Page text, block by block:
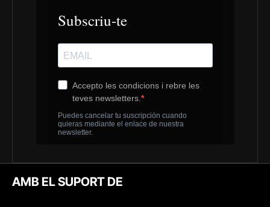
AMB EL SUPORT DE